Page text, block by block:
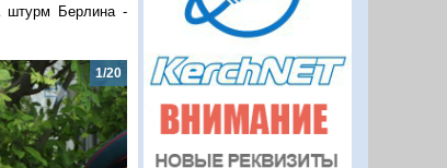
штурм Берлина -